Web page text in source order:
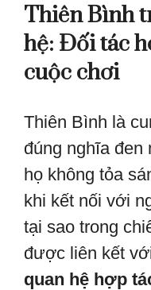
Thiên Bình
hệ: Đối tác
cuộc chơi
Thiên Bình là
đúng nghĩa
họ không tỏa
khi kết nối với
tại sao trong
được liên kết
quan hệ hợp